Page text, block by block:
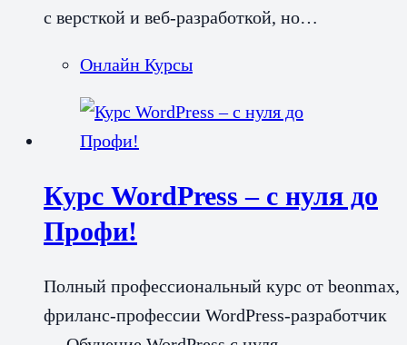
с версткой и веб-разработкой, но…
Онлайн Курсы
Курс WordPress – с нуля до
Профи!
Полный профессиональный курс от beonmax,
фриланс-профессии WordPress-разработчик